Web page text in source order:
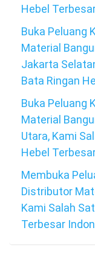
Hebel
Buka Peluang
Material
Jakarta
Bata Ringan
Buka Peluang
Material
Utara, Kami
Hebel
Membuka
Distributor
Kami Salah
Terbesar